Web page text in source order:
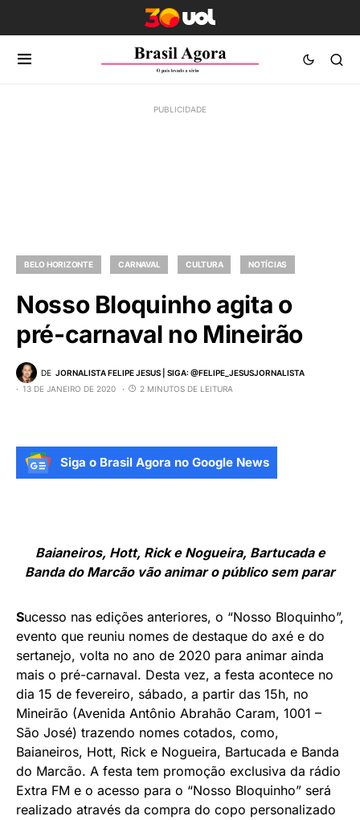
BELO HORIZONTE CARNAVAL CULTURA NOTÍCIAS
Nosso Bloquinho agita o
pré-carnaval no Mineirão
DE JORNALISTA FELIPE JESUS | SIGA: @FELIPE_JESUSJORNALISTA
13 DE JANEIRO DE 2020
2 MINUTOS DE LEITURA
Siga o Brasil Agora no Google News
Baianeiros, Hott, Rick e Nogueira, Bartucada e
Banda do Marcão vão animar o público sem parar
Sucesso nas edições anteriores, o “Nosso Bloquinho”,
evento que reuniu nomes de destaque do axé e do
sertanejo, volta no ano de 2020 para animar ainda
mais o pré-carnaval. Desta vez, a festa acontece no
dia 15 de fevereiro, sábado, a partir das 15h, no
Mineirão (Avenida Antônio Abrahão Caram, 1001 –
São José) trazendo nomes cotados, como,
Baianeiros, Hott, Rick e Nogueira, Bartucada e Banda
do Marcão. A festa tem promoção exclusiva da rádio
Extra FM e o acesso para o “Nosso Bloquinho” será
realizado através da compra do copo personalizado